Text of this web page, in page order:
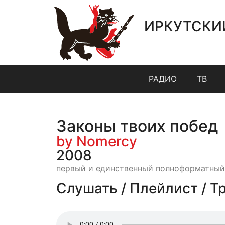
РАДИО ТВ
Законы твоих побед
by Nomercy
2008
первый и единственный
Слушать / Плейлист /